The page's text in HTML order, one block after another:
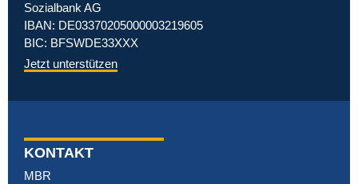
Sozialbank AG
IBAN: DE03370205000003219605
BIC: BFSWDE33XXX
Jetzt unterstützen
KONTAKT
MBR